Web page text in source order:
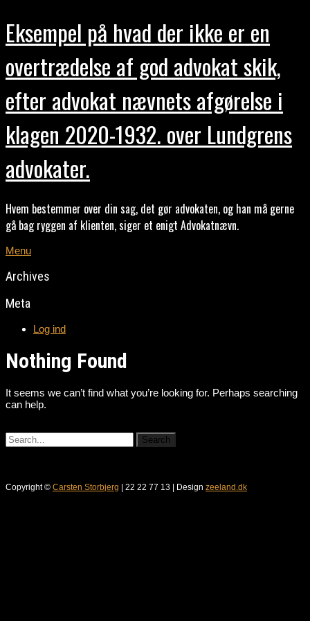
Eksempel på hvad der ikke er en
overtrædelse af god advokat skik,
efter advokat nævnets afgørelse i
klagen 2020-1932. over Lundgrens
advokater.
Hvem bestemmer over din sag, det gør advokaten, og han må gerne
gå bag ryggen af klienten, siger et enigt Advokatnævn.
Menu
Archives
Meta
Log ind
Nothing Found
It seems we can’t find what you’re looking for. Perhaps searching
can help.
Copyright © Carsten Storbjerg | 22 22 77 13 | Design zeeland.dk